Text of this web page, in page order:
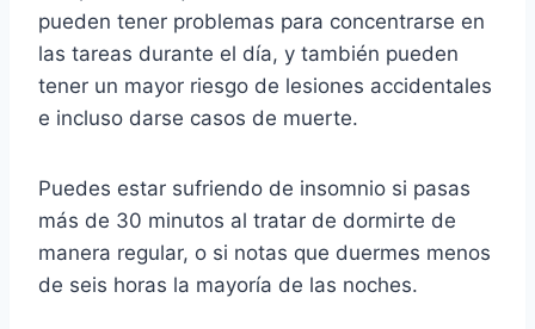
pueden tener problemas para concentrarse en
las tareas durante el día, y también pueden
tener un mayor riesgo de lesiones accidentales
e incluso darse casos de muerte.
Puedes estar sufriendo de insomnio si pasas
más de 30 minutos al tratar de dormirte de
manera regular, o si notas que duermes menos
de seis horas la mayoría de las noches.